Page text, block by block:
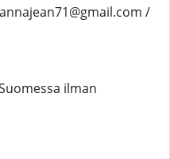
/
ilman